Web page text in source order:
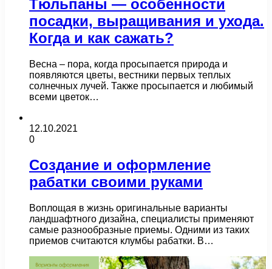
Тюльпаны — особенности
посадки, выращивания и ухода.
Когда и как сажать?
Весна – пора, когда просыпается природа и
появляются цветы, вестники первых теплых
солнечных лучей. Также просыпается и любимый
всеми цветок…
12.10.2021
0
Создание и оформление
рабатки своими руками
Воплощая в жизнь оригинальные варианты
ландшафтного дизайна, специалисты применяют
самые разнообразные приемы. Одними из таких
приемов считаются клумбы рабатки. В…